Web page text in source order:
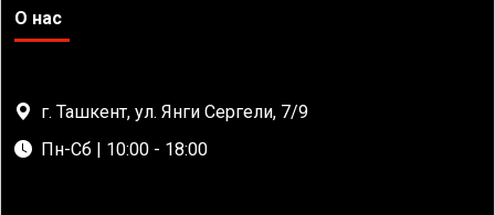
О нас
г. Ташкент, ул. Янги Сергели, 7/9
Пн-Сб | 10:00 - 18:00